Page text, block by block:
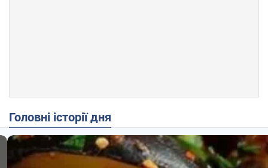
Головні історії дня